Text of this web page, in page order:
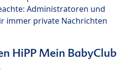
Administratoren und
immer private Nachrichten
HiPP Mein BabyClub